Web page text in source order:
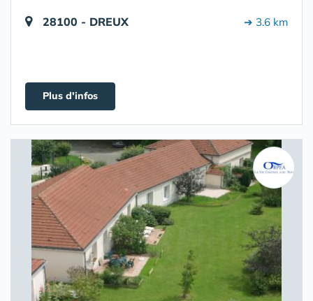
28100 - DREUX ➔ 3.6 km
Plus d'infos